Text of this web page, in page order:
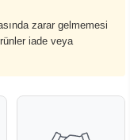
zarar gelmemesi
iade veya